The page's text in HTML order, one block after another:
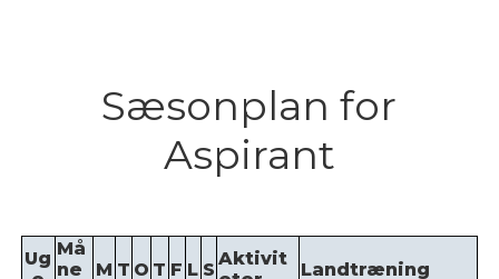
Sæsonplan for
Aspirant
Ug Må
ne
M T O T F L S
Aktivit
Landtræning